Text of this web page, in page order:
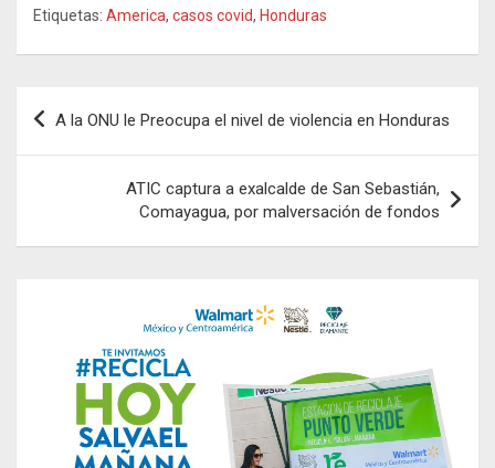
Etiquetas: America, casos covid, Honduras
Navegación
A la ONU le Preocupa el nivel de violencia en Honduras
ATIC captura a exalcalde de San Sebastián,
Comayagua, por malversación de fondos